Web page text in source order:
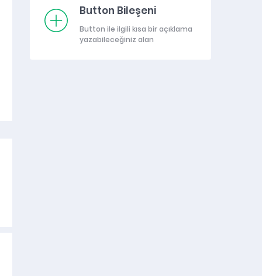
Button Bileşeni
Button ile ilgili kısa bir açıklama
yazabileceğiniz alan